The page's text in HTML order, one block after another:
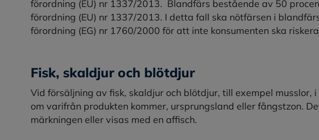
förordning (EU) nr 1337/2013. Blandfärs bestående av 50
förordning (EU) nr 1337/2013. I detta fall ska nötfärsen i
förordning (EG) nr 1760/2000 för att inte konsumenten ska
Fisk, skaldjur och blötdjur
Vid försäljning av fisk, skaldjur och blötdjur, till exempel musslor,
om varifrån produkten kommer, ursprungsland eller fångstzon.
märkningen eller visas med en affisch.